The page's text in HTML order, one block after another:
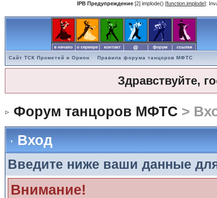
IPB Предупреждение [2] implode() [function.implode]:
Сайт ТСК Прометей и Орион Правила форума танцоров МФТС
Здравствуйте,
Форум танцоров МФТС >
Вход
Введите ниже ваши данные
Внимание!